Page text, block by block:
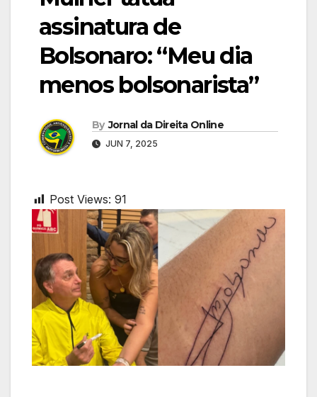
assinatura de
Bolsonaro: “Meu dia
menos bolsonarista”
By Jornal da Direita Online
JUN 7, 2025
Post Views: 91